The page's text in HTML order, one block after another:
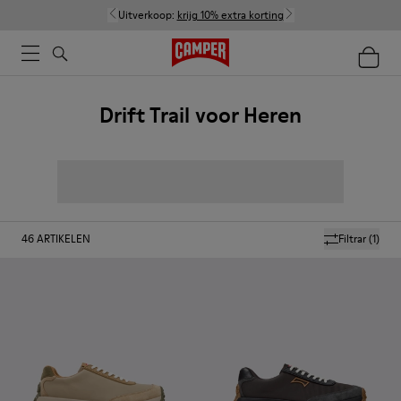
Uitverkoop: krijg 10% extra korting
Drift Trail voor Heren
Filtrar(1)
46ARTIKELEN